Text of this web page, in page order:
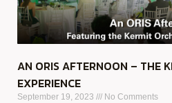
AN ORIS AFTERNOON – THE
EXPERIENCE
September 19, 2023 No Comments